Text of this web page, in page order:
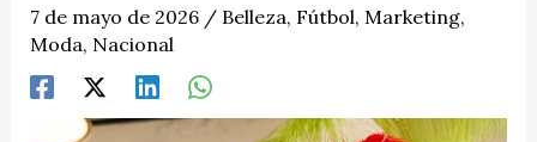
7 de mayo de 2026 / Belleza, Fútbol, Marketing,
Moda, Nacional